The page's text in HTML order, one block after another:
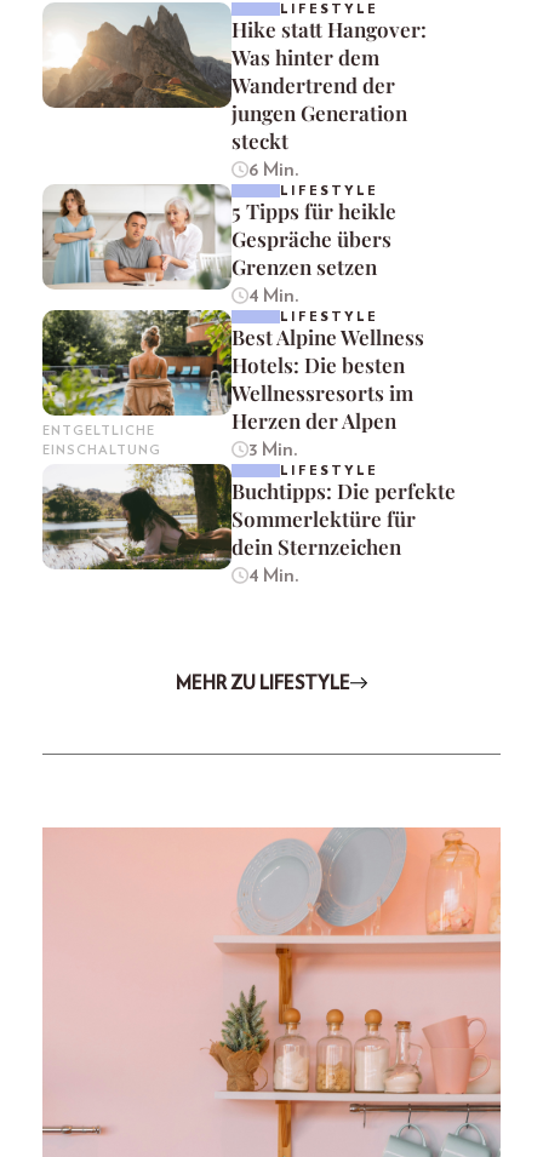
LIFESTYLE
Hike statt Hangover:
Was hinter dem
Wandertrend der
jungen Generation
steckt
6 Min.
LIFESTYLE
5 Tipps für heikle
Gespräche übers
Grenzen setzen
4 Min.
ENTGELTLICHE
EINSCHALTUNG
LIFESTYLE
Best Alpine Wellness
Hotels: Die besten
Wellnessresorts im
Herzen der Alpen
3 Min.
LIFESTYLE
Buchtipps: Die perfekte
Sommerlektüre für
dein Sternzeichen
4 Min.
MEHR ZU LIFESTYLE